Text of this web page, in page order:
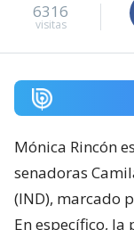
6316
visitas
Mónica Rincón
senadoras
(IND), marcado
En específico,